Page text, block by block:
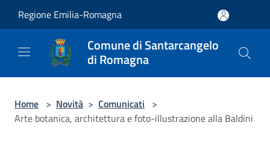
Regione Emilia-Romagna
Comune di Santarcangelo
di Romagna
Home > Novità > Comunicati >
Arte botanica, architettura e foto-illustrazione alla Baldini